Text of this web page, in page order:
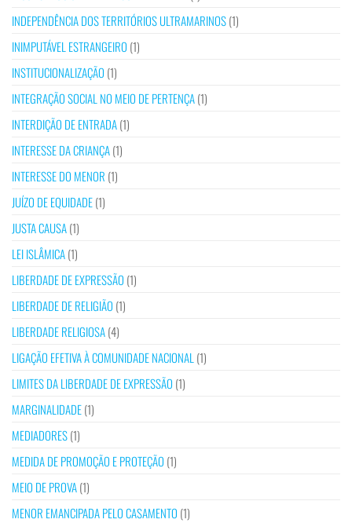
INDEPENDÊNCIA DOS TERRITÓRIOS ULTRAMARINOS(1)
INIMPUTÁVEL ESTRANGEIRO (1)
INSTITUCIONALIZAÇÃO (1)
INTEGRAÇÃO SOCIAL NO MEIO DE PERTENÇA(1)
INTERDIÇÃO DE ENTRADA(1)
INTERESSE DA CRIANÇA(1)
INTERESSE DO MENOR (1)
JUÍZO DE EQUIDADE(1)
JUSTA CAUSA(1)
LEI ISLÂMICA(1)
LIBERDADE DE EXPRESSÃO (1)
LIBERDADE DE RELIGIÃO (1)
LIBERDADE RELIGIOSA(4)
LIGAÇÃO EFETIVA À COMUNIDADE NACIONAL (1)
LIMITES DA LIBERDADE DE EXPRESSÃO (1)
MARGINALIDADE(1)
MEDIADORES(1)
MEDIDA DE PROMOÇÃO E PROTEÇÃO (1)
MEIO DE PROVA(1)
MENOR EMANCIPADA PELO CASAMENTO (1)